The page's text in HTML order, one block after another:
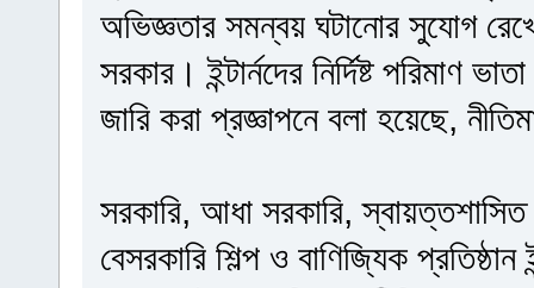
অভিজ্ঞতার সমন্বয় ঘটানোর সুযোগ রেখে
সরকার। ইন্টার্নদের নির্দিষ্ট পরিমাণ
জারি করা প্রজ্ঞাপনে বলা হয়েছে,
সরকারি, আধা সরকারি, স্বায়ত্তশাসিত
বেসরকারি শিল্প ও বাণিজ্যিক প্রতিষ্ঠান